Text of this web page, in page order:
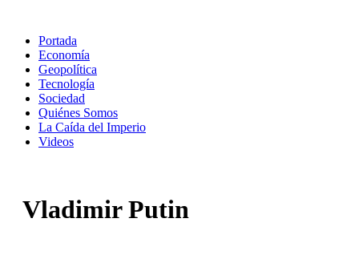
Portada
Economía
Geopolítica
Tecnología
Sociedad
Quiénes Somos
La Caída del Imperio
Videos
Vladimir Putin